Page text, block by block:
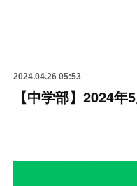
2024.04.26 05:53
【中学部】2024